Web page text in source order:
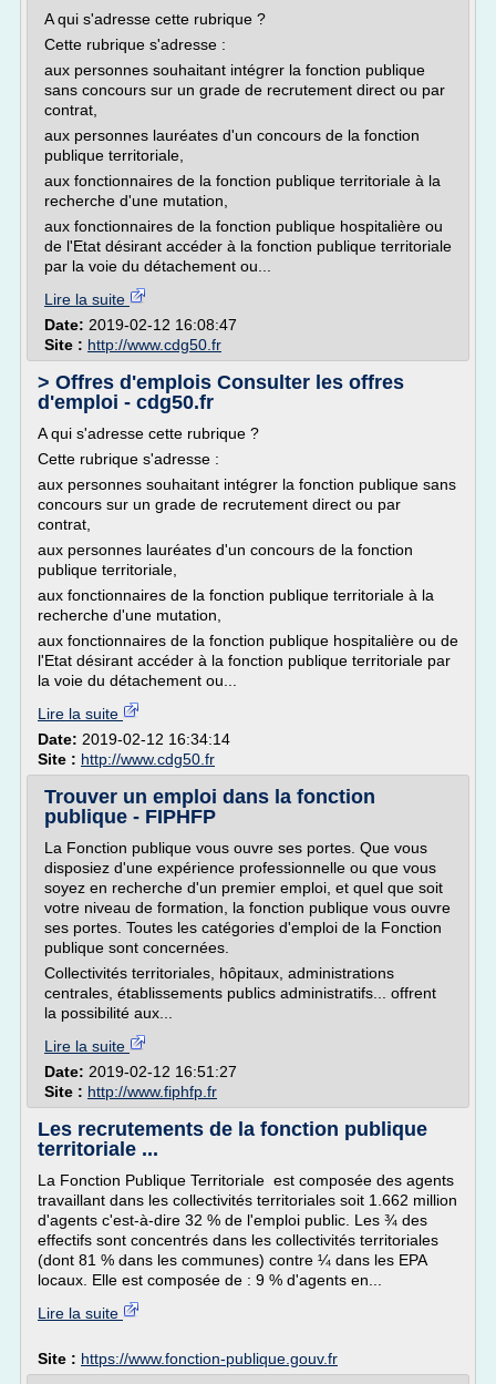
A qui s'adresse cette rubrique ?
Cette rubrique s'adresse :
aux personnes souhaitant intégrer la fonction publique
sans concours sur un grade de recrutement direct ou par
contrat,
aux personnes lauréates d'un concours de la fonction
publique territoriale,
aux fonctionnaires de la fonction publique territoriale à la
recherche d'une mutation,
aux fonctionnaires de la fonction publique hospitalière ou
de l'Etat désirant accéder à la fonction publique territoriale
par la voie du détachement ou...
Lire la suite
Date: 2019-02-12 16:08:47
Site : http://www.cdg50.fr
> Offres d'emplois Consulter les offres
d'emploi - cdg50.fr
A qui s'adresse cette rubrique ?
Cette rubrique s'adresse :
aux personnes souhaitant intégrer la fonction publique sans
concours sur un grade de recrutement direct ou par
contrat,
aux personnes lauréates d'un concours de la fonction
publique territoriale,
aux fonctionnaires de la fonction publique territoriale à la
recherche d'une mutation,
aux fonctionnaires de la fonction publique hospitalière ou de
l'Etat désirant accéder à la fonction publique territoriale par
la voie du détachement ou...
Lire la suite
Date: 2019-02-12 16:34:14
Site : http://www.cdg50.fr
Trouver un emploi dans la fonction
publique - FIPHFP
La Fonction publique vous ouvre ses portes. Que vous
disposiez d'une expérience professionnelle ou que vous
soyez en recherche d'un premier emploi, et quel que soit
votre niveau de formation, la fonction publique vous ouvre
ses portes. Toutes les catégories d'emploi de la Fonction
publique sont concernées.
Collectivités territoriales, hôpitaux, administrations
centrales, établissements publics administratifs... offrent
la possibilité aux...
Lire la suite
Date: 2019-02-12 16:51:27
Site : http://www.fiphfp.fr
Les recrutements de la fonction publique
territoriale ...
La Fonction Publique Territoriale est composée des agents
travaillant dans les collectivités territoriales soit 1.662 million
d'agents c'est-à-dire 32 % de l'emploi public. Les ¾ des
effectifs sont concentrés dans les collectivités territoriales
(dont 81 % dans les communes) contre ¼ dans les EPA
locaux. Elle est composée de : 9 % d'agents en...
Lire la suite
Site : https://www.fonction-publique.gouv.fr